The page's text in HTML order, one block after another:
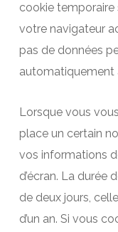
cookie temporaire
votre navigateur
pas de données
automatiquement
Lorsque vous
place un certain
vos informations
d’écran. La durée
de deux jours,
d’un an. Si vous